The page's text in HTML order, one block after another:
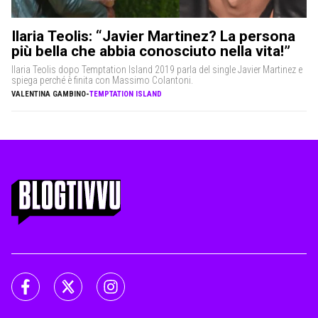
Ilaria Teolis: “Javier Martinez? La persona
più bella che abbia conosciuto nella vita!”
Ilaria Teolis dopo Temptation Island 2019 parla del single Javier Martinez e
spiega perché è finita con Massimo Colantoni.
VALENTINA GAMBINO-TEMPTATION ISLAND